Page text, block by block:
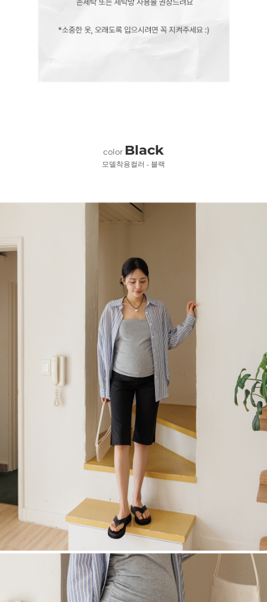
color Black
모델착용컬러 - 블랙